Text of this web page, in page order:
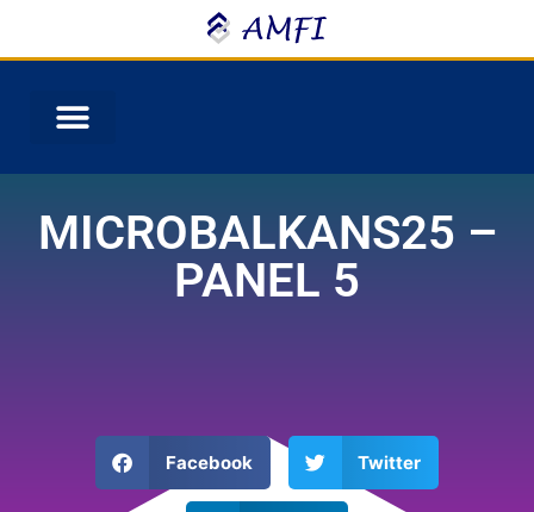
MICROBALKANS25 –
PANEL 5
Facebook Twitter